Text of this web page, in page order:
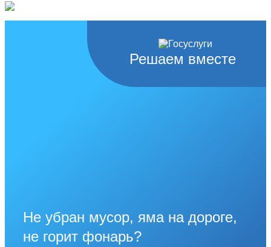
Решаем вместе
Не убран мусор, яма на дороге,
не горит фонарь?